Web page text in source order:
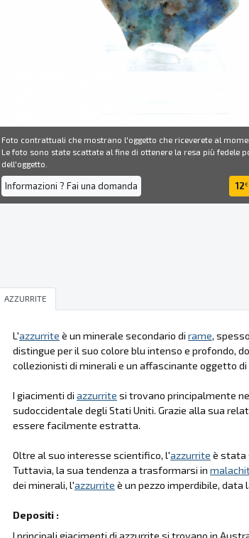
Foto contrattuali che mostrano l'oggetto che riceverete al
Le foto sono state scattate al fine di ottenere la resa più fedele
dell'oggetto.
Informazioni ? Fai una domanda 12€
AZZURRITE
L'azzurrite è un minerale secondario di rame,
distingue per il suo colore blu intenso e profondo,
collezionisti di minerali e un affascinante oggetto
I giacimenti di azzurrite si trovano principalmente
sudoccidentale degli Stati Uniti. Grazie alla sua
essere facilmente estratta.
Oltre al suo interesse scientifico, l'azzurrite è stata
Tuttavia, la sua tendenza a trasformarsi in
dei minerali, l'azzurrite è un pezzo imperdibile, data
Depositi :
I principali giacimenti di azzurrite si trovano in